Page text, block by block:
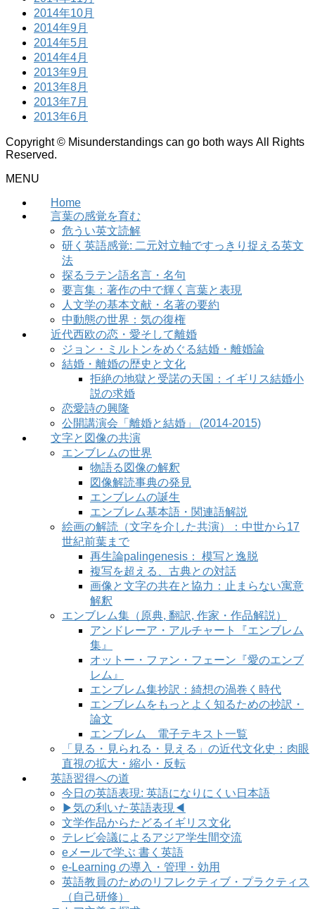
2014年10月
2014年9月
2014年5月
2014年4月
2013年9月
2013年8月
2013年7月
2013年6月
Copyright © Misunderstandings can go both ways All Rights
Reserved.
MENU
Home
言葉の感覚を育む
危うい英文読解
研く英語感覚: 二元対立軸ですっきり捉える英文
法
探るラテン語名言・名句
要言集：著作の中で輝く言葉と表現
人文学の基本文献・名著の要約
中動態の世界：気の復権
近代西欧の恋・愛そして離婚
ジョン・ミルトンをめぐる結婚・離婚論
結婚・離婚の歴史と文化
拒絶の地獄と受諾の天国：イギリス結婚小
説の求婚
恋愛詩の興隆
公開講演会「離婚と結婚」 (2014-2015)
文字と図像の共演
エンブレムの世界
物語る図像の解釈
図像解読事典の発見
エンブレムの誕生
エンブレム基本語・関連語解説
絵画の解読（文字を介した共演）：中世から17
世紀前葉まで
再生論palingenesis： 模写と逸脱
複写を超える、古典との対話
画像と文字の共在と協力：止まらない寓意
解釈
エンブレム集（原典, 翻訳, 作家・作品解説）
アンドレーア・アルチャート『エンブレム
集』
オットー・ファン・フェーン『愛のエンブ
レム』
エンブレム集抄訳：綺想の渦巻く時代
エンブレムをもっとよく知るための抄訳・
論文
エンブレム 電子テキスト一覧
「見る・見られる・見える」の近代文化史：肉眼
直視の拡大・縮小・反転
英語習得への道
今日の英語表現: 英語になりにくい日本語
▶気の利いた英語表現◀
文学作品からたどるイギリス文化
テレビ会議によるアジア学生間交流
eメールで学ぶ 書く英語
e-Learning の導入・管理・効用
英語教員のためのリフレクティブ・プラクティス
（自己研修）